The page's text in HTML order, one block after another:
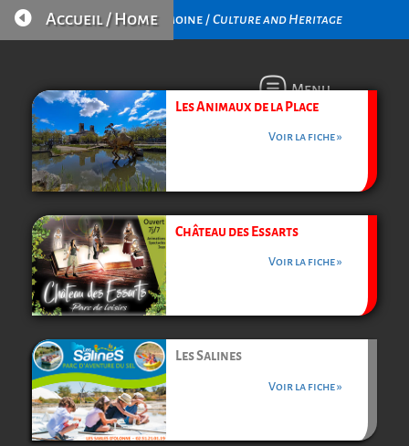
Culture et Patrimoine /Culture and Heritage
 Accueil / Home
Menu
Les Animaux de la Place
Voir la fiche »
Château des Essarts
Voir la fiche »
Les Salines
Voir la fiche »